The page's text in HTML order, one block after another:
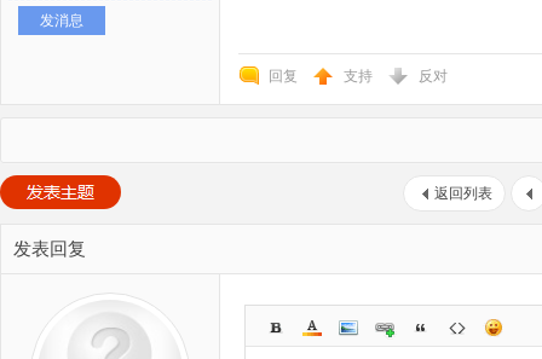
发消息
回复 支持 反对
返回列表
发表回复